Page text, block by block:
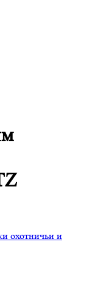
охотничьи и